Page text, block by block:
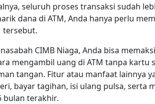
seluruh proses transaksi sudah
dana di ATM, Anda hanya perlu
tersebut.
CIMB Niaga, Anda bisa
mengambil uang di ATM tanpa
tangan. Fitur atau manfaat lainnya
bayar tagihan, isi ulang pulsa, serta
bulan terakhir.